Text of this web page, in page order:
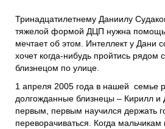
Мы в СМИ
Наши друзья
Банеры
Тринадцатилетнему Даниилу
тяжелой формой ДЦП нужна
мечтает об этом. Интеллект у Дани
хочет когда-нибудь пройтись рядом
близнецом по улице.
1 апреля 2005 года в нашей семье
долгожданные близнецы – Кирилл и
первым, первым научился держать
переворачиваться. Когда